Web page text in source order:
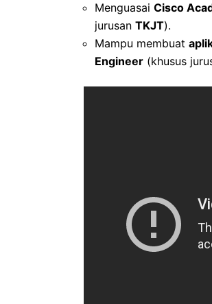
Menguasai Cisco
jurusan TKJT).
Mampu membuat
Engineer (khusus